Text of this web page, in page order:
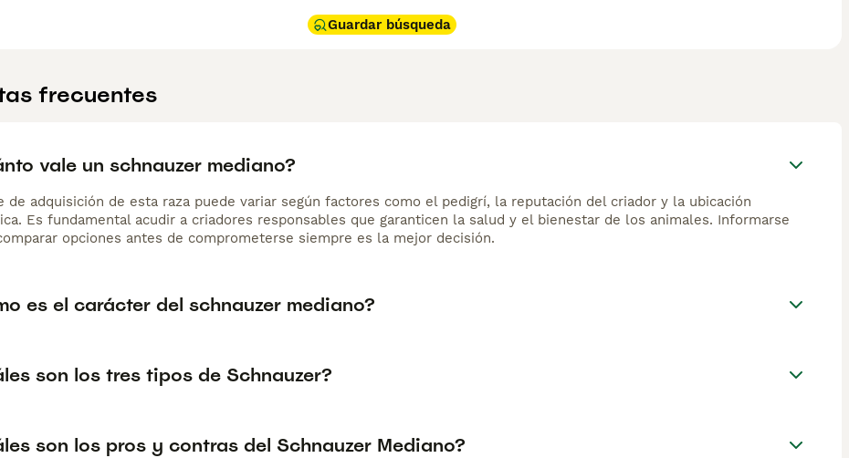
Guardar búsqueda
frecuentes
vale un schnauzer mediano?
de adquisición de esta raza puede variar según factores como el pedigrí, la reputación del criador y la ubicación
Es fundamental acudir a criadores responsables que garanticen la salud y el bienestar de los animales. Informarse
opciones antes de comprometerse siempre es la mejor decisión.
es el carácter del schnauzer mediano?
son los tres tipos de Schnauzer?
son los pros y contras del Schnauzer Mediano?